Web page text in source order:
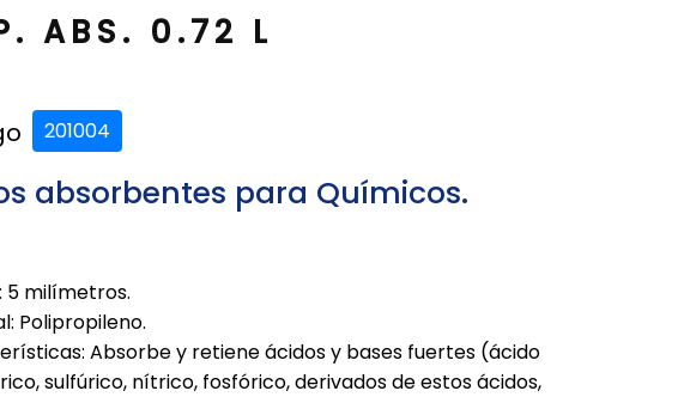
ABS. 0.72 L
201004
absorbentes para Químicos.
5 milímetros.
Polipropileno.
Absorbe y retiene ácidos y bases fuertes (ácido
sulfúrico, nítrico, fosfórico, derivados de estos ácidos,